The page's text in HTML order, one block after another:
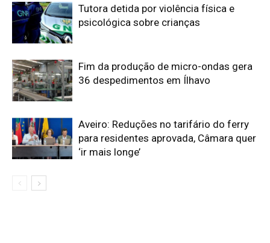
Tutora detida por violência física e
psicológica sobre crianças
Fim da produção de micro-ondas gera
36 despedimentos em Ílhavo
Aveiro: Reduções no tarifário do ferry
para residentes aprovada, Câmara quer
‘ir mais longe’